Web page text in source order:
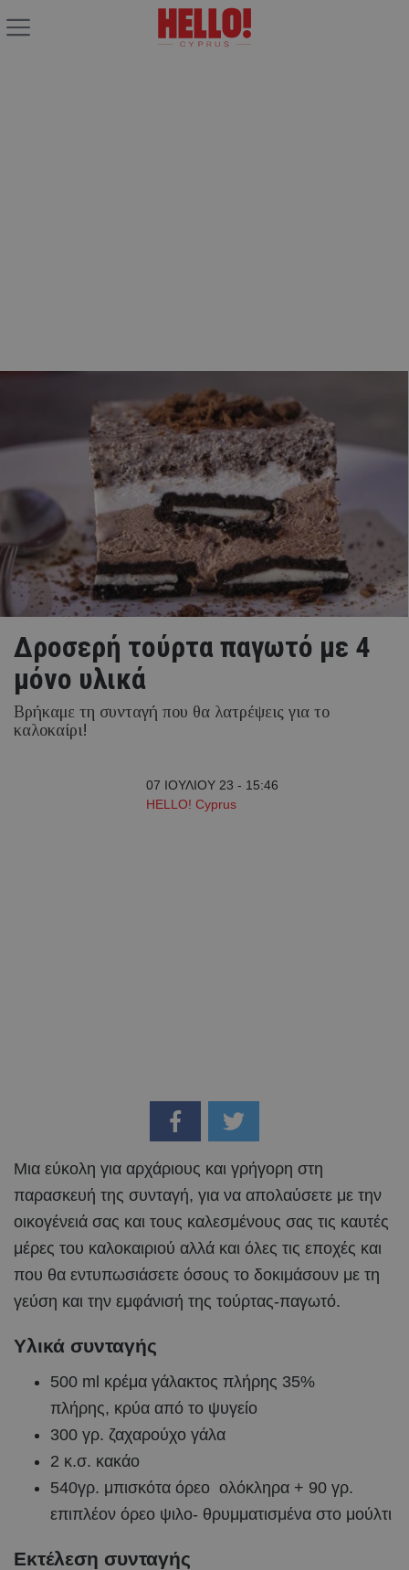
Δροσερή τούρτα παγωτό με 4
μόνο υλικά
Βρήκαμε τη συνταγή που θα λατρέψεις για το
καλοκαίρι!
07 ΙΟΥΛΙΟΥ 23 - 15:46
HELLO! Cyprus
Μια εύκολη για αρχάριους και γρήγορη στη
παρασκευή της συνταγή, για να απολαύσετε με την
οικογένειά σας και τους καλεσμένους σας τις καυτές
μέρες του καλοκαιριού αλλά και όλες τις εποχές και
που θα εντυπωσιάσετε όσους το δοκιμάσουν με τη
γεύση και την εμφάνισή της τούρτας-παγωτό.
Υλικά συνταγής
500 ml κρέμα γάλακτος πλήρης 35%
πλήρης, κρύα από το ψυγείο
300 γρ. ζαχαρούχο γάλα
2 κ.σ. κακάο
540γρ. μπισκότα όρεο ολόκληρα + 90 γρ.
επιπλέον όρεο ψιλο- θρυμματισμένα στο μούλτι
Εκτέλεση συνταγής